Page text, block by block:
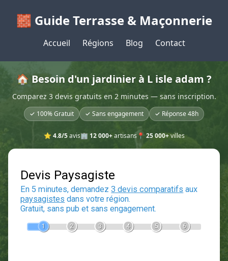
🧱 Guide Terrasse & Maçonnerie
Accueil Régions Blog Contact
🏠 Besoin d'un jardinier à L isle adam ?
Comparez 3 devis gratuits en 2 minutes — sans inscription.
✓ 100% Gratuit ✓ Sans engagement ✓ Réponse 48h
⭐ 4.8/5avis🏢 12 000+artisans📍 25 000+villes
Devis Paysagiste
En 5 minutes, demandez3 devis comparatifs